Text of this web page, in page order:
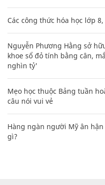
Các công thức hóa học lớp
Nguyễn Phương Hằng sở
khoe sổ đỏ tính bằng cân,
nghìn tỷ'
Mẹo học thuộc Bảng tuần
câu nói vui vẻ
Hàng ngàn người Mỹ ân hận
gì?